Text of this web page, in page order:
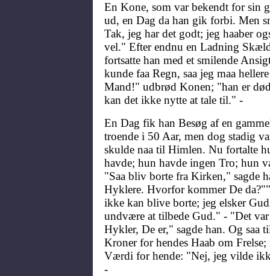
En Kone, som var bekendt for sin
ud, en Dag da han gik forbi. Men
Tak, jeg har det godt; jeg haaber
vel." Efter endnu en Ladning
fortsatte han med et smilende
kunde faa Regn, saa jeg maa
Mand!" udbrød Konen; "han er
kan det ikke nytte at tale til." -
En Dag fik han Besøg af en
troende i 50 Aar, men dog stadig
skulde naa til Himlen. Nu fortalte
havde; hun havde ingen Tro; hun
"Saa bliv borte fra Kirken," sagde
Hyklere. Hvorfor kommer De
ikke kan blive borte; jeg elsker
undvære at tilbede Gud." - "Det
Hykler, De er," sagde han. Og saa
Kroner for hendes Haab om
Værdi for hende: "Nej, jeg vilde
-